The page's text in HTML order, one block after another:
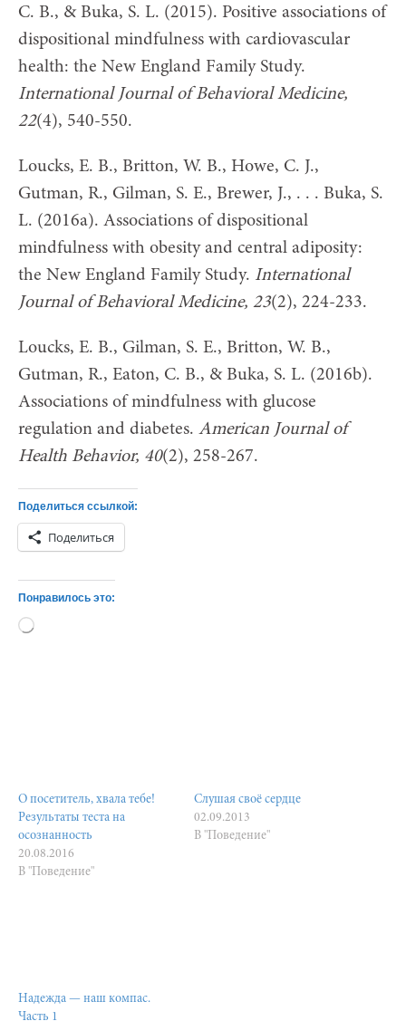
C. B., & Buka, S. L. (2015). Positive associations of
dispositional mindfulness with cardiovascular
health: the New England Family Study.
International Journal of Behavioral Medicine,
22(4), 540-550.
Loucks, E. B., Britton, W. B., Howe, C. J.,
Gutman, R., Gilman, S. E., Brewer, J., . . . Buka, S.
L. (2016a). Associations of dispositional
mindfulness with obesity and central adiposity:
the New England Family Study. International
Journal of Behavioral Medicine, 23(2), 224-233.
Loucks, E. B., Gilman, S. E., Britton, W. B.,
Gutman, R., Eaton, C. B., & Buka, S. L. (2016b).
Associations of mindfulness with glucose
regulation and diabetes. American Journal of
Health Behavior, 40(2), 258-267.
Поделиться ссылкой:
Поделиться
Понравилось это:
Загрузка…
О посетитель, хвала тебе!
Результаты теста на
осознанность
20.08.2016
В "Поведение"
Слушая своё сердце
02.09.2013
В "Поведение"
Надежда — наш компас.
Часть 1